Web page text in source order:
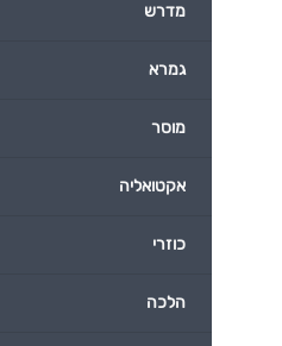
מדרש
גמרא
מוסר
אקטואליה
כוזרי
הלכה